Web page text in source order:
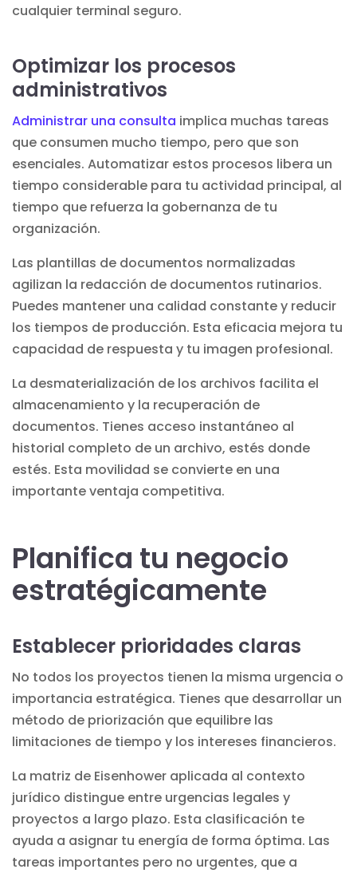
cualquier terminal seguro.
Optimizar los procesos
administrativos
Administrar una consulta implica muchas tareas
que consumen mucho tiempo, pero que son
esenciales. Automatizar estos procesos libera un
tiempo considerable para tu actividad principal, al
tiempo que refuerza la gobernanza de tu
organización.
Las plantillas de documentos normalizadas
agilizan la redacción de documentos rutinarios.
Puedes mantener una calidad constante y reducir
los tiempos de producción. Esta eficacia mejora tu
capacidad de respuesta y tu imagen profesional.
La desmaterialización de los archivos facilita el
almacenamiento y la recuperación de
documentos. Tienes acceso instantáneo al
historial completo de un archivo, estés donde
estés. Esta movilidad se convierte en una
importante ventaja competitiva.
Planifica tu negocio
estratégicamente
Establecer prioridades claras
No todos los proyectos tienen la misma urgencia o
importancia estratégica. Tienes que desarrollar un
método de priorización que equilibre las
limitaciones de tiempo y los intereses financieros.
La matriz de Eisenhower aplicada al contexto
jurídico distingue entre urgencias legales y
proyectos a largo plazo. Esta clasificación te
ayuda a asignar tu energía de forma óptima. Las
tareas importantes pero no urgentes, que a